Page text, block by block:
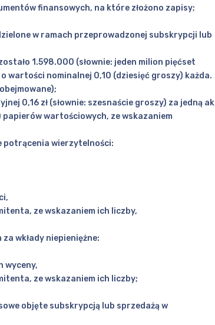
finansowych, na które złożono zapisy;
w ramach przeprowadzonej subskrypcji lub
1.598.000 (słownie: jeden milion pięćset
wartości nominalnej 0,10 (dziesięć groszy) każda.
0,16 zł (słownie: szesnaście groszy) za jedną
wartościowych, ze wskazaniem
potrącenia wierzytelności:
ze wskazaniem ich liczby,
wkłady niepieniężne:
wyceny,
ze wskazaniem ich liczby;
objęte subskrypcją lub sprzedażą w